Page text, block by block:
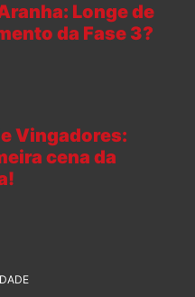
Longe de
da Fase 3?
Vingadores:
cena da